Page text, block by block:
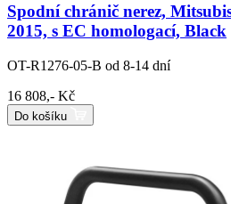
Spodní chránič nerez,
2015, s EC homologací, Black
OT-R1276-05-B od 8-14 dní
16 808,- Kč
Do košíku